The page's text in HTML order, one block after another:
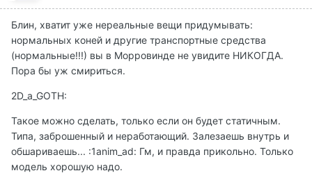
Блин, хватит уже нереальные вещи придумывать:
нормальных коней и другие транспортные средства
(нормальные!!!) вы в Морровинде не увидите НИКОГДА.
Пора бы уж смириться.
2D_a_GOTH:
Такое можно сделать, только если он будет статичным.
Типа, заброшенный и неработающий. Залезаешь внутрь и
обшариваешь... :1anim_ad: Гм, и правда прикольно. Только
модель хорошую надо.